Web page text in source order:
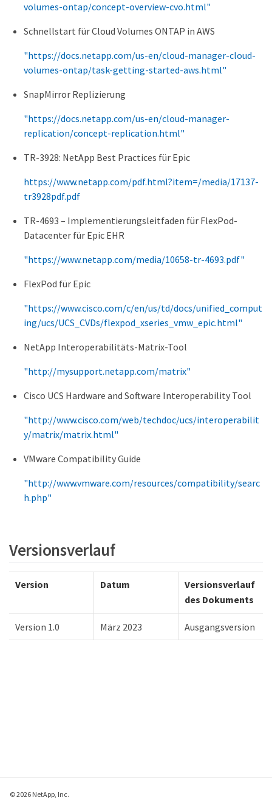
volumes-ontap/concept-overview-cvo.html"
Schnellstart für Cloud Volumes ONTAP in AWS
"https://docs.netapp.com/us-en/cloud-manager-cloud-
volumes-ontap/task-getting-started-aws.html"
SnapMirror Replizierung
"https://docs.netapp.com/us-en/cloud-manager-
replication/concept-replication.html"
TR-3928: NetApp Best Practices für Epic
https://www.netapp.com/pdf.html?item=/media/17137-
tr3928pdf.pdf
TR-4693 – Implementierungsleitfaden für FlexPod-
Datacenter für Epic EHR
"https://www.netapp.com/media/10658-tr-4693.pdf"
FlexPod für Epic
"https://www.cisco.com/c/en/us/td/docs/unified_comput
ing/ucs/UCS_CVDs/flexpod_xseries_vmw_epic.html"
NetApp Interoperabilitäts-Matrix-Tool
"http://mysupport.netapp.com/matrix"
Cisco UCS Hardware and Software Interoperability Tool
"http://www.cisco.com/web/techdoc/ucs/interoperabilit
y/matrix/matrix.html"
VMware Compatibility Guide
"http://www.vmware.com/resources/compatibility/searc
h.php"
Versionsverlauf
Version Datum
Versionsverlauf
des Dokuments
Version 1.0 März 2023 Ausgangsversion
© 2026 NetApp, Inc.